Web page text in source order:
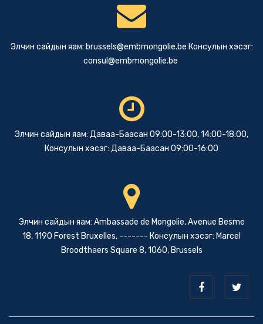
Элчин сайдын яам: brussels@embmongolie.be Консулын хэсэг:
consul@embmongolie.be
Элчин сайдын яам: Даваа-Баасан 09:00-13:00, 14:00-18:00,
Консулын хэсэг: Даваа-Баасан 09:00-16:00
Элчин сайдын яам: Ambassade de Mongolie, Avenue Besme
18, 1190 Forest Bruxelles, ------- Консулын хэсэг: Marcel
Broodthaers Square 8, 1060, Brussels